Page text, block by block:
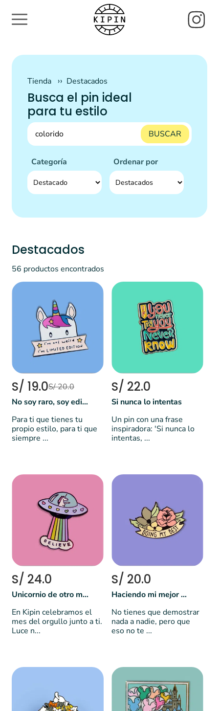
Tienda Destacados
Busca el pin ideal
para tu estilo
BUSCAR
Categoría Ordenar por
Destacados
56 productos encontrados
S/ 19.0S/ 20.0
No soy raro, soy edición limitada 🦄
Para ti que tienes tu
propio estilo, para ti que
siempre ...
S/ 22.0
Si nunca lo intentas
Un pin con una frase
inspiradora: 'Si nunca lo
intentas, ...
S/ 24.0
Unicornio de otro mundo
En Kipin celebramos el
mes del orgullo junto a ti.
Luce n...
S/ 20.0
Haciendo mi mejor esfuerzo
No tienes que demostrar
nada a nadie, pero que
eso no te ...